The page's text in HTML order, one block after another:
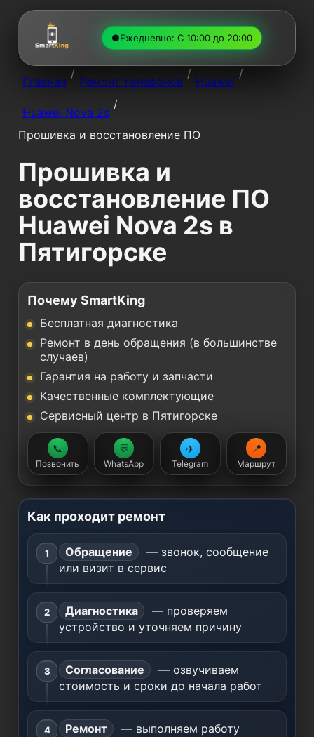
●Ежедневно: С 10:00 до 20:00
Главная
/
Ремонт телефонов
/
Huawei
/
Huawei Nova 2s
/
Прошивка и восстановление ПО
Прошивка и
восстановление ПО
Huawei Nova 2s в
Пятигорске
Почему SmartKing
Бесплатная диагностика
Ремонт в день обращения (в большинстве
случаев)
Гарантия на работу и запчасти
Качественные комплектующие
Сервисный центр в Пятигорске
📞
Позвонить
💬
WhatsApp
✈️
Telegram
📍
Маршрут
Как проходит ремонт
Обращение
— звонок, сообщение
или визит в сервис
Диагностика
— проверяем
устройство и уточняем причину
Согласование
— озвучиваем
стоимость и сроки до начала работ
Ремонт
— выполняем работу